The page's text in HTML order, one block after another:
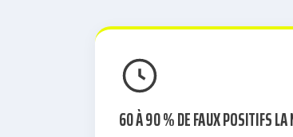
60 À 90 % DE FAUX POSITIFS LA